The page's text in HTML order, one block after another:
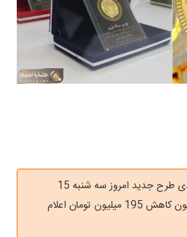
ه قطعه سکه تمام بهار آزادی طرح جدید امروز سه شنبه 15
اردیبهشت با حدود 2 میلیون کاهش 195 میلیون تومان اعلام